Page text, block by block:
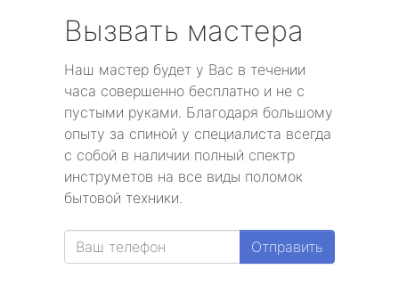
Вызвать мастера
Наш мастер будет у Вас в течении
часа совершенно бесплатно и не с
пустыми руками. Благодаря большому
опыту за спиной у специалиста всегда
с собой в наличии полный спектр
инструметов на все виды поломок
бытовой техники.
Отправить